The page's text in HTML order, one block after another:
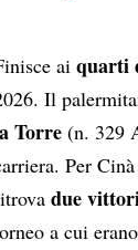
aiquarti
Il
Torre (n. 329
Per
due
a cui